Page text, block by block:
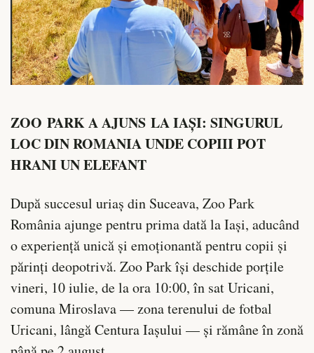
ZOO PARK A AJUNS LA IAȘI: SINGURUL
LOC DIN ROMANIA UNDE COPIII POT
HRANI UN ELEFANT
După succesul uriaș din Suceava, Zoo Park
România ajunge pentru prima dată la Iași, aducând
o experiență unică și emoționantă pentru copii și
părinți deopotrivă. Zoo Park își deschide porțile
vineri, 10 iulie, de la ora 10:00, în sat Uricani,
comuna Miroslava — zona terenului de fotbal
Uricani, lângă Centura Iașului — și rămâne în zonă